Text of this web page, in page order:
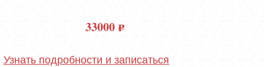
33000
Узнать подробности и записаться